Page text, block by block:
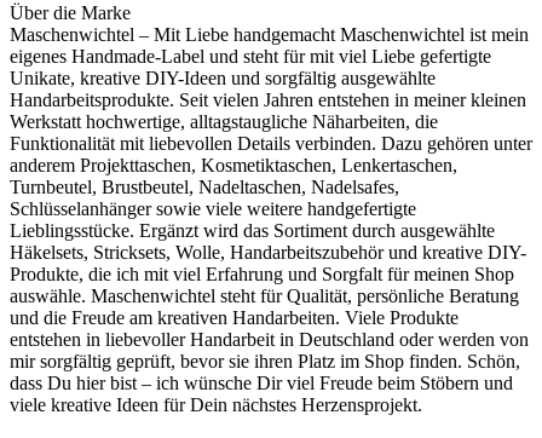
Über die Marke
Maschenwichtel – Mit Liebe handgemacht Maschenwichtel ist mein
eigenes Handmade-Label und steht für mit viel Liebe gefertigte
Unikate, kreative DIY-Ideen und sorgfältig ausgewählte
Handarbeitsprodukte. Seit vielen Jahren entstehen in meiner kleinen
Werkstatt hochwertige, alltagstaugliche Näharbeiten, die
Funktionalität mit liebevollen Details verbinden. Dazu gehören unter
anderem Projekttaschen, Kosmetiktaschen, Lenkertaschen,
Turnbeutel, Brustbeutel, Nadeltaschen, Nadelsafes,
Schlüsselanhänger sowie viele weitere handgefertigte
Lieblingsstücke. Ergänzt wird das Sortiment durch ausgewählte
Häkelsets, Stricksets, Wolle, Handarbeitszubehör und kreative DIY-
Produkte, die ich mit viel Erfahrung und Sorgfalt für meinen Shop
auswähle. Maschenwichtel steht für Qualität, persönliche Beratung
und die Freude am kreativen Handarbeiten. Viele Produkte
entstehen in liebevoller Handarbeit in Deutschland oder werden von
mir sorgfältig geprüft, bevor sie ihren Platz im Shop finden. Schön,
dass Du hier bist – ich wünsche Dir viel Freude beim Stöbern und
viele kreative Ideen für Dein nächstes Herzensprojekt.